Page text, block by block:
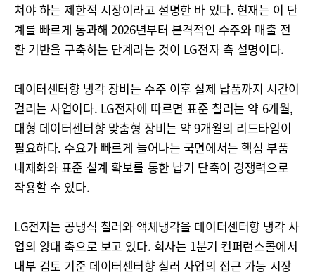
쳐야 하는 제한적 시장이라고 설명한 바 있다. 현재는 이 단
계를 빠르게 통과해 2026년부터 본격적인 수주와 매출 전
환 기반을 구축하는 단계라는 것이 LG전자 측 설명이다.
데이터센터향 냉각 장비는 수주 이후 실제 납품까지 시간이
걸리는 사업이다. LG전자에 따르면 표준 칠러는 약 6개월,
대형 데이터센터향 맞춤형 장비는 약 9개월의 리드타임이
필요하다. 수요가 빠르게 늘어나는 국면에서는 핵심 부품
내재화와 표준 설계 확보를 통한 납기 단축이 경쟁력으로
작용할 수 있다.
LG전자는 공냉식 칠러와 액체냉각을 데이터센터향 냉각 사
업의 양대 축으로 보고 있다. 회사는 1분기 컨퍼런스콜에서
내부 검토 기준 데이터센터향 칠러 사업의 접근 가능 시장